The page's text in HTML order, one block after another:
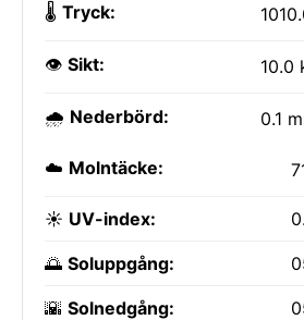
🌡️ Tryck:
👁️ Sikt: 10.0
🌧️ Nederbörd: 0.1
☁️ Molntäcke:
☀️ UV-index:
🌅 Soluppgång:
🌇 Solnedgång: